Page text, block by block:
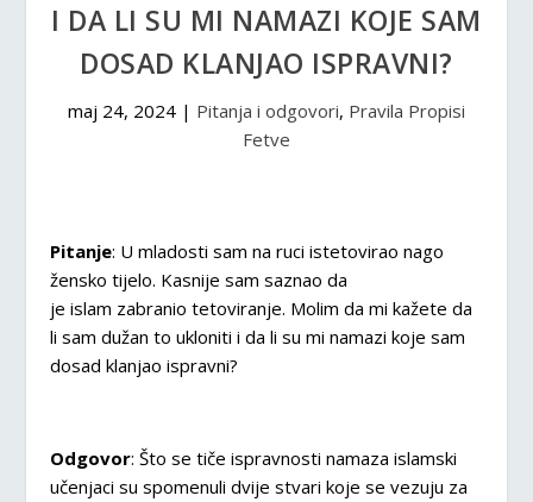
I DA LI SU MI NAMAZI KOJE SAM
DOSAD KLANJAO ISPRAVNI?
maj 24, 2024 | Pitanja i odgovori, Pravila Propisi
Fetve
Pitanje: U mladosti sam na ruci istetovirao nago
žensko tijelo. Kasnije sam saznao da
je islam zabranio tetoviranje. Molim da mi kažete da
li sam dužan to ukloniti i da li su mi namazi koje sam
dosad klanjao ispravni?
Odgovor: Što se tiče ispravnosti namaza islamski
učenjaci su spomenuli dvije stvari koje se vezuju za